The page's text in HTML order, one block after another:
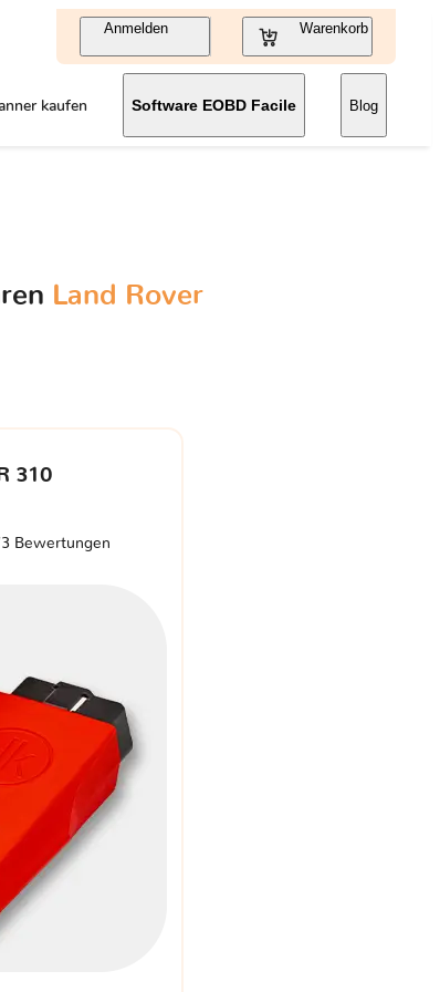
Anmelden Warenkorb
kaufen Software EOBD Facile Blog
Land Rover
310
Bewertungen